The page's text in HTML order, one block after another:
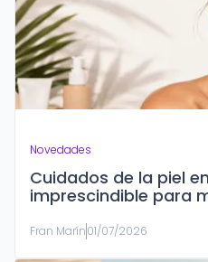
Novedades
Cuidados de la piel
imprescindible para
Fran Marín01/07/2026